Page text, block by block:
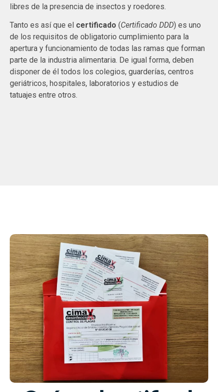
libres de la presencia de insectos y roedores.
Tanto es así que el certificado (Certificado DDD) es uno
de los requisitos de obligatorio cumplimiento para la
apertura y funcionamiento de todas las ramas que forman
parte de la industria alimentaria. De igual forma, deben
disponer de él todos los colegios, guarderías, centros
geriátricos, hospitales, laboratorios y estudios de
tatuajes entre otros.